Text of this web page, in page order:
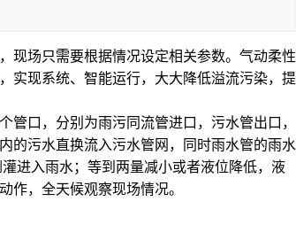
现场只需要根据情况设定相关参数。气动柔性
实现系统、智能运行，大大降低溢流污染，提
口，分别为雨污同流管进口，污水管出口，
的污水直换流入污水管网，同时雨水管的雨水
进入雨水；等到两量减小或者液位降低，液
作，全天候观察现场情况。